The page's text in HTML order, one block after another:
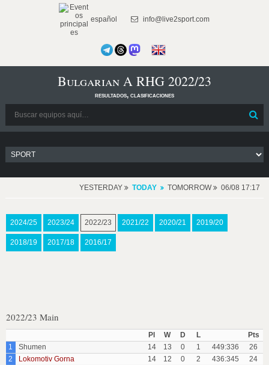
español info@live2sport.com
Bulgarian A RHG 2022/23
resultados, clasificaciones
YESTERDAY TODAY TOMORROW 06/08 17:17
2024/25 2023/24 2022/23 2021/22 2020/21 2019/20
2018/19 2017/18 2016/17
2022/23 Main
Pl W D L
Pts
1
Shumen 14 13 0 1 449:336
26
2
Lokomotiv Gorna 14 12 0 2 436:345
24